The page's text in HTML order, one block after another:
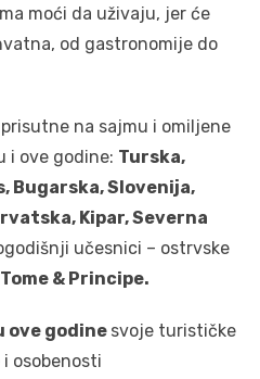
moći da uživaju, jer će
od gastronomije do
na sajmu i omiljene
i ove godine: Turska,
Bugarska, Slovenija,
Kipar, Severna
učesnici – ostrvske
& Principe.
ove godine svoje turističke
osobenosti